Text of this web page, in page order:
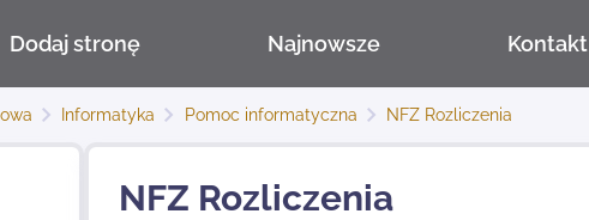
Dodaj stronę Najnowsze Kontakt
Informatyka Pomoc informatyczna NFZ Rozliczenia
NFZ Rozliczenia